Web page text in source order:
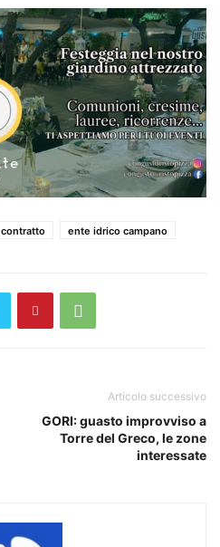
contratto ente idrico campano
Articolo successivo
GORI: guasto improvviso a
Torre del Greco, le zone
interessate